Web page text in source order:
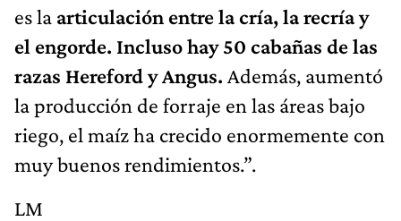
es la articulación entre la cría, la recría y
el engorde. Incluso hay 50 cabañas de las
razas Hereford y Angus. Además, aumentó
la producción de forraje en las áreas bajo
riego, el maíz ha crecido enormemente con
muy buenos rendimientos.”.
LM